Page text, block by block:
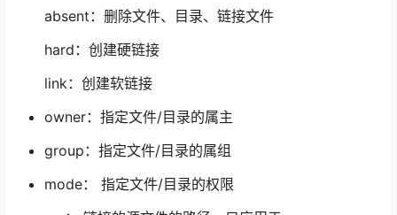
absent：删除文件、目录、链接文件
hard：创建硬链接
link：创建软链接
owner：指定文件/目录的属主
group：指定文件/目录的属组
mode： 指定文件/目录的权限